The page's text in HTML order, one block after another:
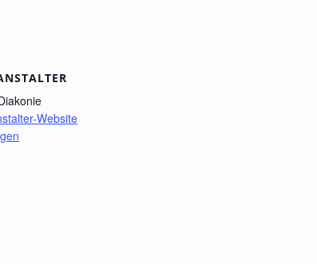
Website